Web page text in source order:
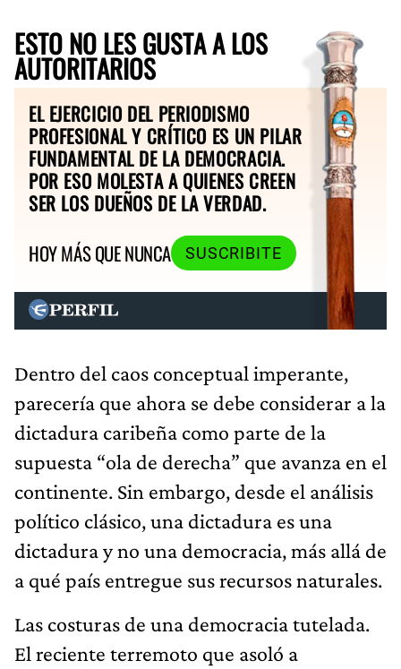
ESTO NO LES GUSTA A LOS
AUTORITARIOS
EL EJERCICIO DEL PERIODISMO
PROFESIONAL Y CRÍTICO ES UN PILAR
FUNDAMENTAL DE LA DEMOCRACIA.
POR ESO MOLESTA A QUIENES CREEN
SER LOS DUEÑOS DE LA VERDAD.
HOY MÁS QUE NUNCA
SUSCRIBITE
Dentro del caos conceptual imperante,
parecería que ahora se debe considerar a la
dictadura caribeña como parte de la
supuesta “ola de derecha” que avanza en el
continente. Sin embargo, desde el análisis
político clásico, una dictadura es una
dictadura y no una democracia, más allá de
a qué país entregue sus recursos naturales.
Las costuras de una democracia tutelada.
El reciente terremoto que asoló a